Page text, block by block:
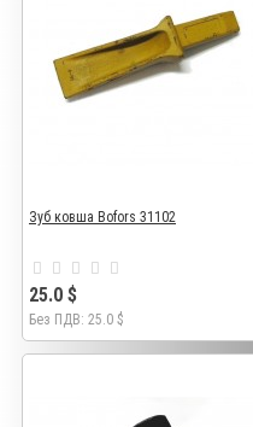
Зуб ковша Bofors 31102
25.0 $
Без ПДВ: 25.0 $